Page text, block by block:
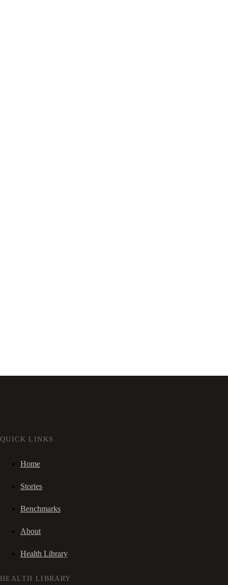
QUICK LINKS
Home
Stories
Benchmarks
About
Health Library
HEALTH LIBRARY